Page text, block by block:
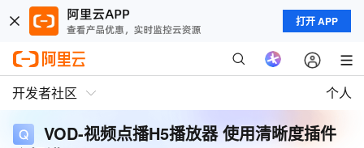
打开 APP
开发者社区 个人
VOD-视频点播H5播放器 使用清晰度插件